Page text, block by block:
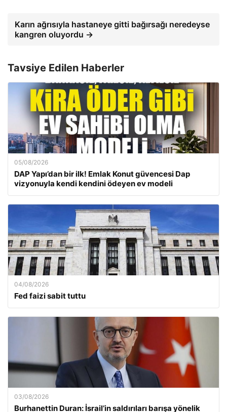
Karın ağrısıyla hastaneye gitti bağırsağı neredeyse
kangren oluyordu →
Tavsiye Edilen Haberler
05/08/2026
DAP Yapı’dan bir ilk! Emlak Konut güvencesi Dap
vizyonuyla kendi kendini ödeyen ev modeli
04/08/2026
Fed faizi sabit tuttu
03/08/2026
Burhanettin Duran: İsrail’in saldırıları barışa yönelik